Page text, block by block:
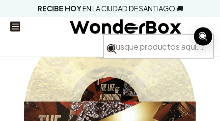
RECIBE HOYEN LA CIUDAD DE SANTIAGO 🚚